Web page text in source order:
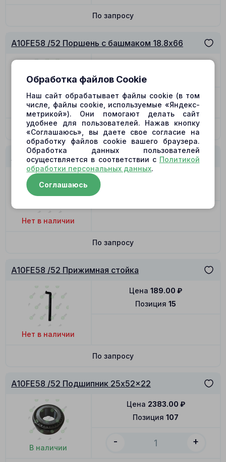
По запросу
A10FE58 /52 Поршень с башмаком 18.8x66
Нет в наличии
Позиция
По запросу
A10FE58 /52 Поршень с башмаком 18.8x66
Нет в наличии
По запросу
A10FE58 /52 Прижимная стойка
Нет в наличии
Позиция 15
Цена 189.00 ₽
По запросу
A10FE58 /52 Подшипник 25x52x22
В наличии
Позиция 107
Цена 2383.00 ₽
- +
Обработка файлов Cookie
Наш сайт обрабатывает файлы cookie (в том
числе, файлы cookie, используемые «Яндекс-
метрикой»). Они помогают делать сайт
удобнее для пользователей. Нажав кнопку
«Соглашаюсь», вы даете свое согласие на
обработку файлов cookie вашего браузера.
Обработка данных пользователей
осуществляется в соответствии с Политикой
обработки персональных данных.
Соглашаюсь